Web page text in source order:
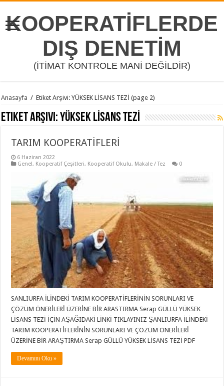
KOOPERATİFLERDE
DIŞ DENETİM
(İTİMAT KONTROLE MANİ DEĞİLDİR)
Anasayfa / Etiket Arşivi: YÜKSEK LİSANS TEZİ (page 2)
Etiket Arşivi:YÜKSEK LİSANS TEZİ
TARIM KOOPERATİFLERİ
6 Haziran 2022
Genel, Kooperatif Çeşitleri, Kooperatif Okulu, Makale / Tez 0
SANLIURFA İLİNDEKİ TARIM KOOPERATİFLERİNİN SORUNLARI VE
ÇÖZÜM ÖNERİLERİ ÜZERİNE BİR ARASTIRMA Serap GÜLLÜ YÜKSEK
LİSANS TEZİ İÇİN AŞAĞIDAKİ LİNKİ TIKLAYINIZ ŞANLIURFA İLİNDEKİ
TARIM KOOPERATİFLERİNİN SORUNLARI VE ÇÖZÜM ÖNERİLERİ
ÜZERİNE BİR ARAŞTIRMA Serap GÜLLÜ YÜKSEK LİSANS TEZİ PDF
Devamını Oku »